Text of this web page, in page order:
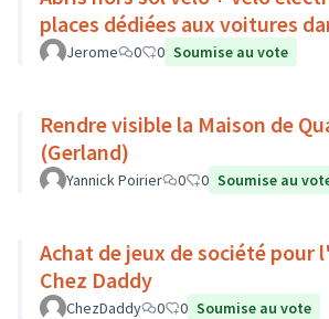
places
Jerome 0 0 Soumise au vote
Rendre visible la Maison de
(Gerland)
Yannick Poirier 0 0 Soumise au
Achat de jeux de société pour
Chez Daddy
ChezDaddy 0 0 Soumise au vote